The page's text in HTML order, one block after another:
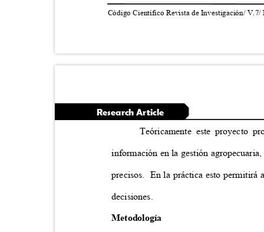
Código Científico Revista de Investigación/
Research Article
Teóricamente este proyecto
información en la gestión
precisos. En la práctica esto permitirá
decisiones.
Metodología